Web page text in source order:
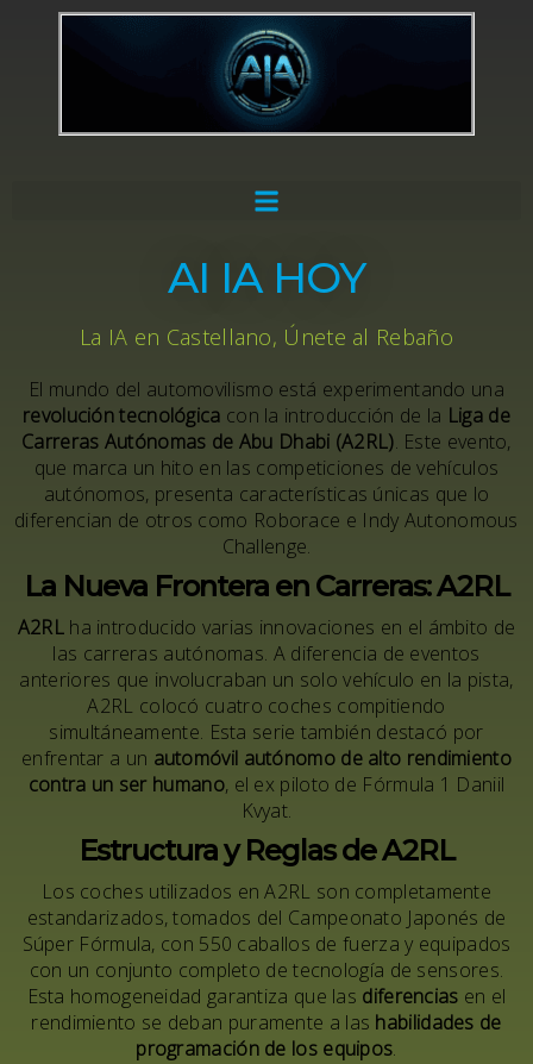
AI IA HOY
La IA en Castellano, Únete al Rebaño
El mundo del automovilismo está experimentando una
revolución tecnológica con la introducción de la Liga de
Carreras Autónomas de Abu Dhabi (A2RL). Este evento,
que marca un hito en las competiciones de vehículos
autónomos, presenta características únicas que lo
diferencian de otros como Roborace e Indy Autonomous
Challenge.
La Nueva Frontera en Carreras: A2RL
A2RLha introducido varias innovaciones en el ámbito de
las carreras autónomas. A diferencia de eventos
anteriores que involucraban un solo vehículo en la pista,
A2RL colocó cuatro coches compitiendo
simultáneamente. Esta serie también destacó por
enfrentar a un automóvil autónomo de alto rendimiento
contra un ser humano, el ex piloto de Fórmula 1 Daniil
Kvyat.
Estructura y Reglas de A2RL
Los coches utilizados en A2RL son completamente
estandarizados, tomados del Campeonato Japonés de
Súper Fórmula, con 550 caballos de fuerza y equipados
con un conjunto completo de tecnología de sensores.
Esta homogeneidad garantiza que las diferencias en el
rendimiento se deban puramente a las habilidades de
programación de los equipos.